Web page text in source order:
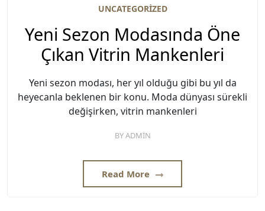
UNCATEGORIZED
Yeni Sezon Modasında Öne
Çıkan Vitrin Mankenleri
Yeni sezon modası, her yıl olduğu gibi bu yıl da
heyecanla beklenen bir konu. Moda dünyası sürekli
değişirken, vitrin mankenleri
BYADMIN
Read More